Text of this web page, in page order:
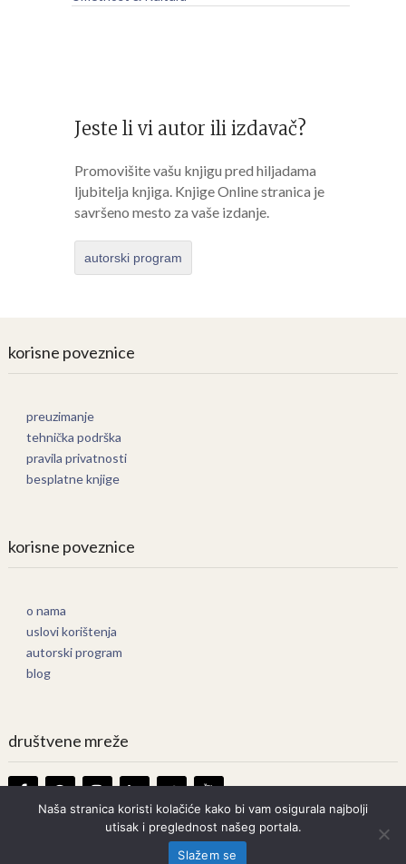
Jeste li vi autor ili izdavač?
Promovišite vašu knjigu pred hiljadama
ljubitelja knjiga. Knjige Online stranica je
savršeno mesto za vaše izdanje.
autorski program
korisne poveznice
preuzimanje
tehnička podrška
pravila privatnosti
besplatne knjige
korisne poveznice
o nama
uslovi korištenja
autorski program
blog
društvene mreže
Knjige OnlineCopyright © 2026.
Naša stranica koristi kolačiće kako bi vam osigurala najbolji
utisak i preglednost našeg portala.
Slažem se